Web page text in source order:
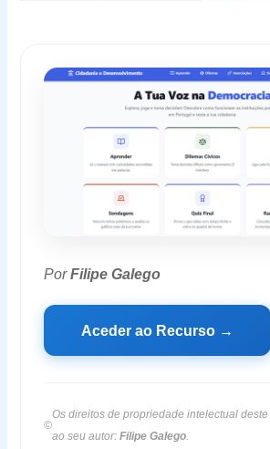
PorFilipe Galego
Aceder ao Recurso →
©
Os direitos de propriedade intelectual
ao seu autor:Filipe Galego.